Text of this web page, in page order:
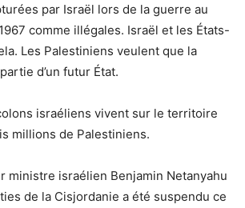
par Israël lors de la guerre au
comme illégales. Israël et les États-
Les Palestiniens veulent que la
d’un futur État.
israéliens vivent sur le territoire
millions de Palestiniens.
ministre israélien Benjamin Netanyahu
de la Cisjordanie a été suspendu ce